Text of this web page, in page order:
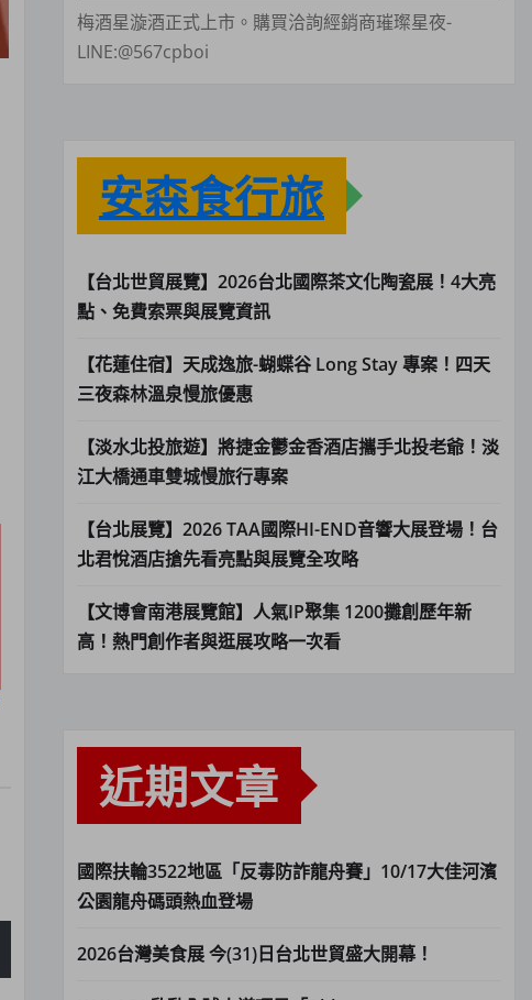
梅酒星漩酒正式上市。購買洽詢經銷商璀璨星夜-
LINE:@567cpboi
安森食行旅
【台北世貿展覽】2026台北國際茶文化陶瓷展！4大亮
點、免費索票與展覽資訊
【花蓮住宿】天成逸旅-蝴蝶谷 Long Stay 專案！四天
三夜森林溫泉慢旅優惠
【淡水北投旅遊】將捷金鬱金香酒店攜手北投老爺！淡
江大橋通車雙城慢旅行專案
【台北展覽】2026 TAA國際HI-END音響大展登場！台
北君悅酒店搶先看亮點與展覽全攻略
【文博會南港展覽館】人氣IP聚集 1200攤創歷年新
高！熱門創作者與逛展攻略一次看
近期文章
國際扶輪3522地區「反毒防詐龍舟賽」10/17大佳河濱
公園龍舟碼頭熱血登場
2026台灣美食展 今(31)日台北世貿盛大開幕！